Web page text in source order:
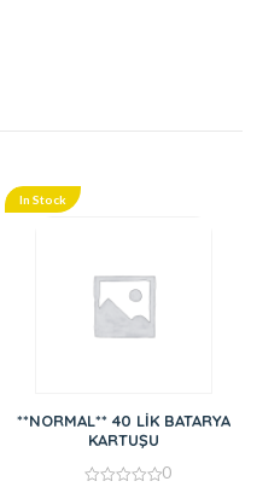
In Stock
**NORMAL** 40 LİK BATARYA
KARTUŞU
0